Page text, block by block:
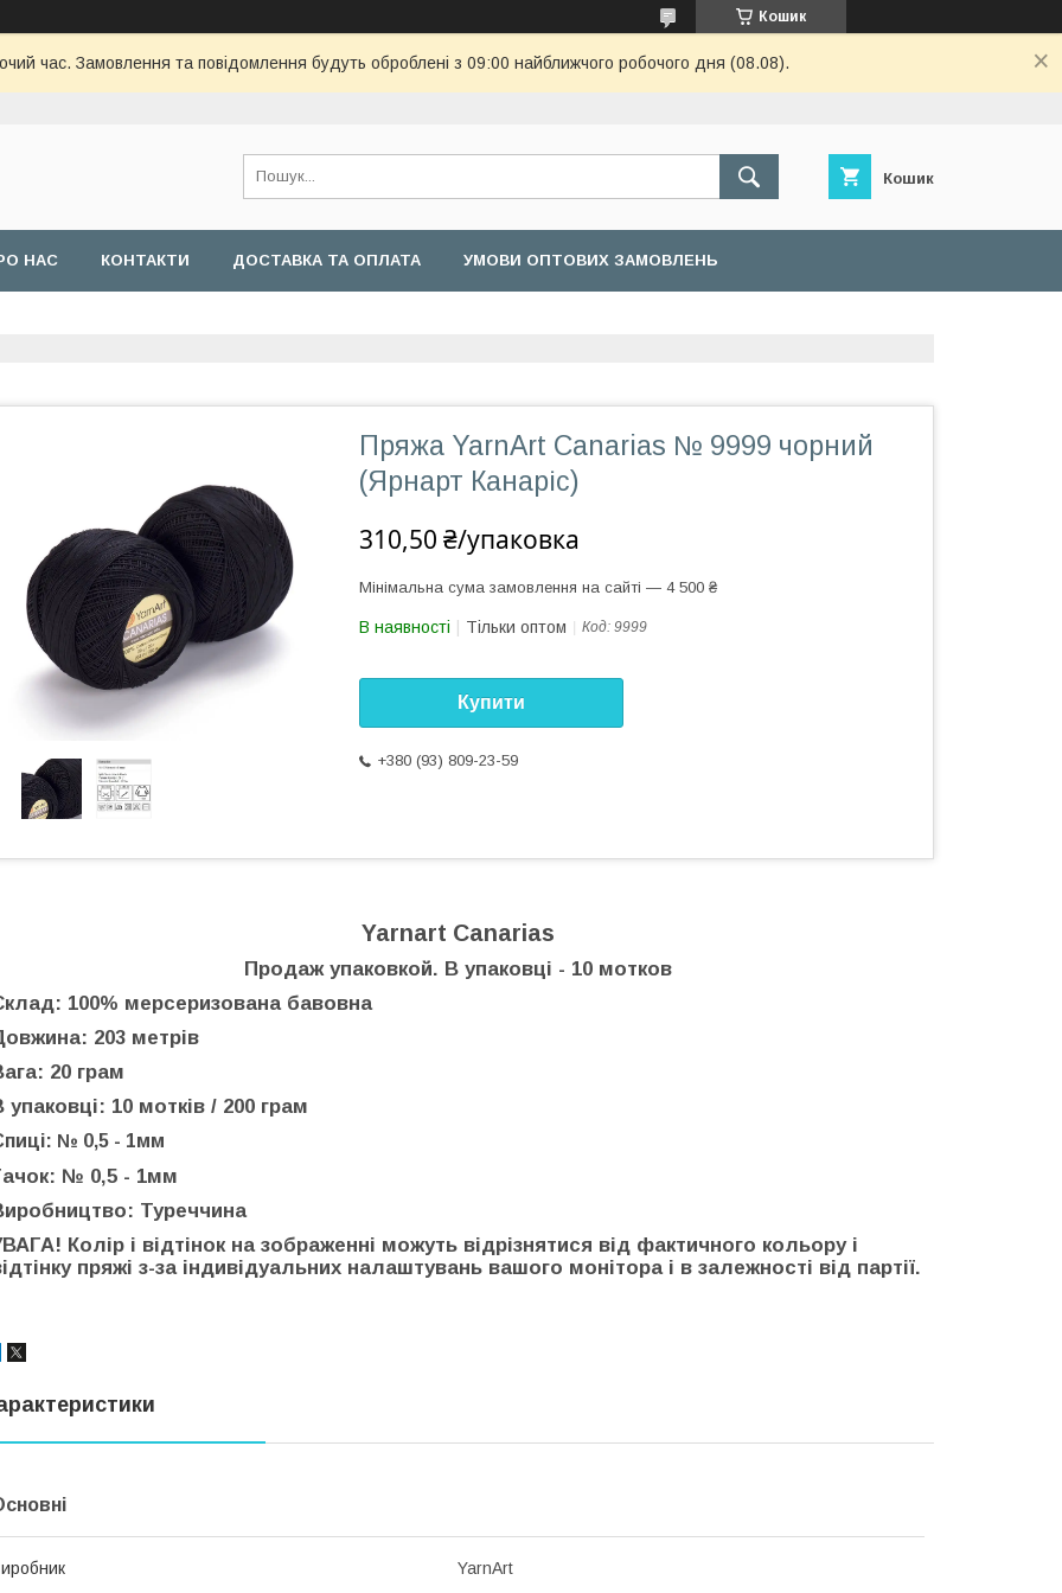
Кошик
час. Замовлення та повідомлення будуть оброблені з 09:00 найближчого робочого дня (08.08).
Кошик
НАС КОНТАКТИ ДОСТАВКА ТА ОПЛАТА УМОВИ ОПТОВИХ ЗАМОВЛЕНЬ
Пряжа YarnArt Canarias № 9999 чорний
(Ярнарт Канаріс)
310,50 ₴/упаковка
Мінімальна сума замовлення на сайті — 4 500 ₴
В наявності Тільки оптом Код: 9999
Купити
+380 (93) 809-23-59
Yarnart Canarias
Продаж упаковкой. В упаковці - 10 мотков
100% мерсеризована бавовна
203 метрів
20 грам
упаковці: 10 мотків / 200 грам
№ 0,5 - 1мм
№ 0,5 - 1мм
Туреччина
Колір і відтінок на зображенні можуть відрізнятися від фактичного кольору і
пряжі з-за індивідуальних налаштувань вашого монітора і в залежності від партії.
YarnArt